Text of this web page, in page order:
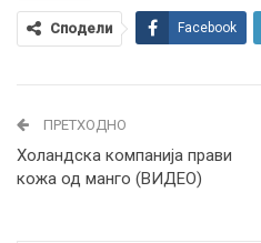
Сподели Facebook
ПРЕТХОДНО
Холандска компанија прави
кожа од манго (ВИДЕО)